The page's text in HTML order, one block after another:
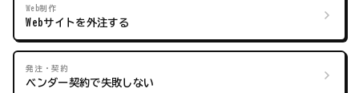
Web制作
Webサイトを外注する
発注・契約
ベンダー契約で失敗しない